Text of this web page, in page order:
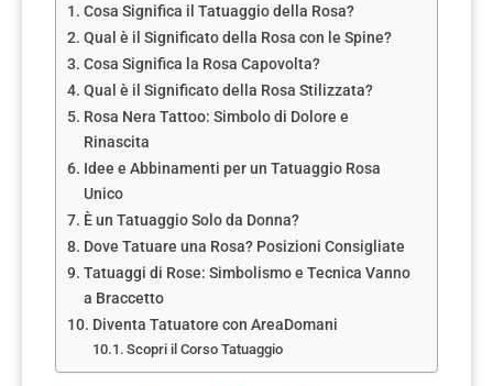
Cosa Significa il Tatuaggio della Rosa?
Qual è il Significato della Rosa con le Spine?
Cosa Significa la Rosa Capovolta?
Qual è il Significato della Rosa Stilizzata?
Rosa Nera Tattoo: Simbolo di Dolore e
Rinascita
Idee e Abbinamenti per un Tatuaggio Rosa
Unico
È un Tatuaggio Solo da Donna?
Dove Tatuare una Rosa? Posizioni Consigliate
Tatuaggi di Rose: Simbolismo e Tecnica Vanno
a Braccetto
Diventa Tatuatore con AreaDomani
Scopri il Corso Tatuaggio